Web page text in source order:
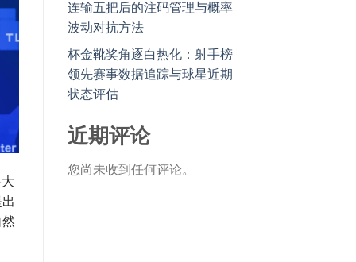
连输五把后的注码管理与概率
波动对抗方法
杯金靴奖角逐白热化：射手榜
领先赛事数据追踪与球星近期
状态评估
近期评论
您尚未收到任何评论。